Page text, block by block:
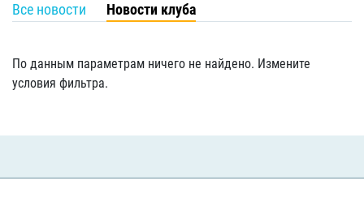
Все новости Новости клуба
По данным параметрам ничего не найдено. Измените
условия фильтра.